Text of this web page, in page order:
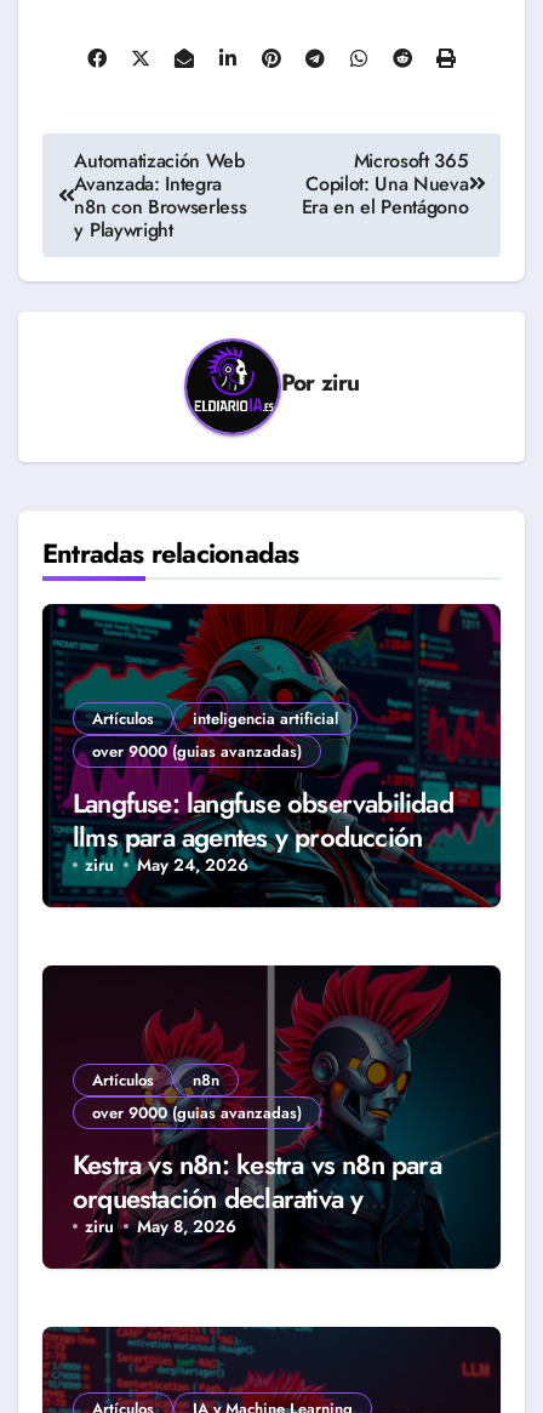
Navegación
de
entradas
Automatización Web
Avanzada: Integra
n8n con Browserless
y Playwright
Microsoft 365
Copilot: Una Nueva
Era en el Pentágono
Porziru
Entradas relacionadas
Artículos
inteligencia artificial
over 9000 (guias avanzadas)
Langfuse: langfuse observabilidad
llms para agentes y producción
real (Guía 2026)
ziru May 24, 2026
Artículos
n8n
over 9000 (guias avanzadas)
Kestra vs n8n: kestra vs n8n para
orquestación declarativa y
workflows reales (Guía 2026)
ziru May 8, 2026
Artículos
IA y Machine Learning